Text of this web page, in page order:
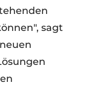
sagt